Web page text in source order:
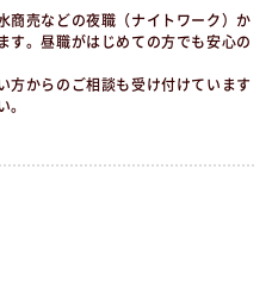
商売などの夜職（ナイトワーク）か
す。昼職がはじめての方でも安心の
方からのご相談も受け付けています
。